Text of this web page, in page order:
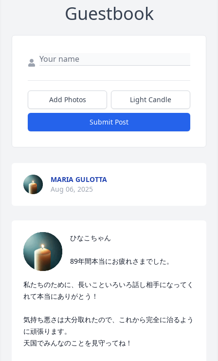
Guestbook
Add Photos Light Candle
Submit Post
MARIA GULOTTA
Aug 06, 2025
ひなこちゃん
89年間本当にお疲れさまでした。
私たちのために、長いこといろいろ話し相手になってく
れて本当にありがとう！
気持ち悪さは大分取れたので、これから完全に治るよう
に頑張ります。
天国でみんなのことを見守ってね！